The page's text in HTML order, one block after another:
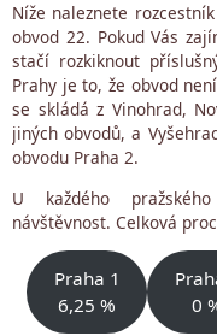
Níže naleznete
obvod 22. Pokud Vás
stačí rozkiknout
Prahy je to, že obvod
se skládá z Vinohrad,
jiných obvodů, a
obvodu Praha 2.
U každého
návštěvnost. Celková
Praha 1
6,25 %
0